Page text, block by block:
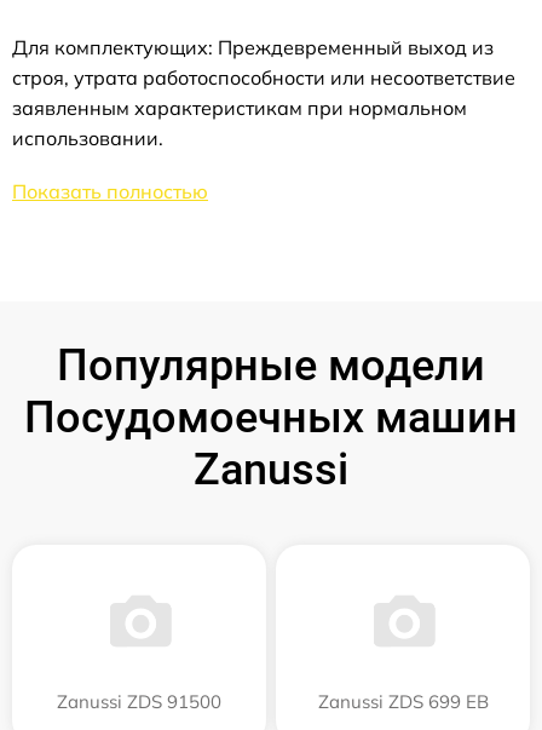
Для комплектующих: Преждевременный выход из
строя, утрата работоспособности или несоответствие
заявленным характеристикам при нормальном
использовании.
Показать полностью
Популярные модели
Посудомоечных машин
Zanussi
Zanussi ZDS 91500 Zanussi ZDS 699 EB